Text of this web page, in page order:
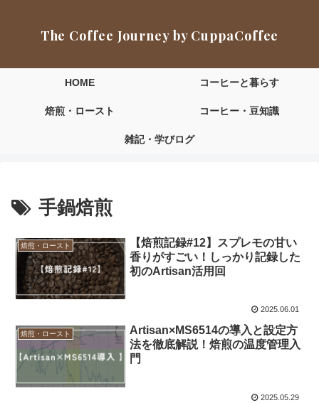
The Coffee Journey by CuppaCoffee
HOME コーヒーと暮らす
焙煎・ロースト コーヒー・豆知識
雑記・学びログ
手鍋焙煎
焙煎・ロースト
【焙煎記録#12】スプレモの甘い
香りがすごい！しっかり記録した
初のArtisan活用回
2025.06.01
焙煎・ロースト
Artisan×MS6514の導入と設定方
法を徹底解説！焙煎の温度管理入
門
2025.05.29